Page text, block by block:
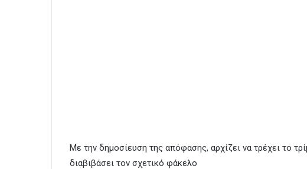
Με την δημοσίευση της απόφασης, αρχίζει να τρέχει το
διαβιβάσει τον σχετικό φάκελο